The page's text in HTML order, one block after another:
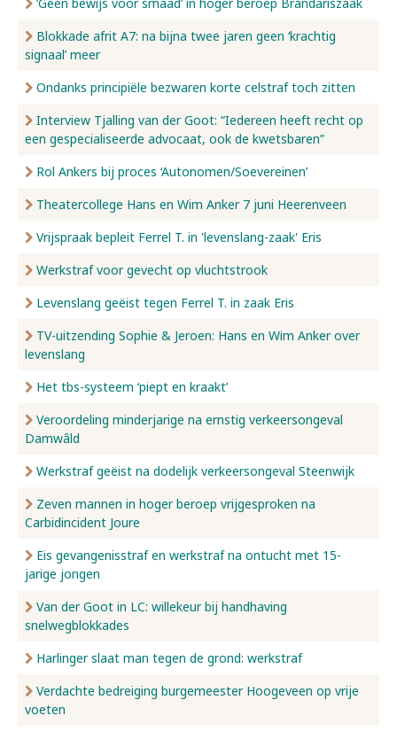
Blokkade afrit A7: na bijna twee jaren geen ‘krachtig
signaal’ meer
Ondanks principiële bezwaren korte celstraf toch zitten
Interview Tjalling van der Goot: “Iedereen heeft recht op
een gespecialiseerde advocaat, ook de kwetsbaren”
Rol Ankers bij proces ‘Autonomen/Soevereinen’
Theatercollege Hans en Wim Anker 7 juni Heerenveen
Vrijspraak bepleit Ferrel T. in 'levenslang-zaak' Eris
Werkstraf voor gevecht op vluchtstrook
Levenslang geëist tegen Ferrel T. in zaak Eris
TV-uitzending Sophie & Jeroen: Hans en Wim Anker over
levenslang
Het tbs-systeem ‘piept en kraakt’
Veroordeling minderjarige na ernstig verkeersongeval
Damwâld
Werkstraf geëist na dodelijk verkeersongeval Steenwijk
Zeven mannen in hoger beroep vrijgesproken na
Carbidincident Joure
Eis gevangenisstraf en werkstraf na ontucht met 15-
jarige jongen
Van der Goot in LC: willekeur bij handhaving
snelwegblokkades
Harlinger slaat man tegen de grond: werkstraf
Verdachte bedreiging burgemeester Hoogeveen op vrije
voeten